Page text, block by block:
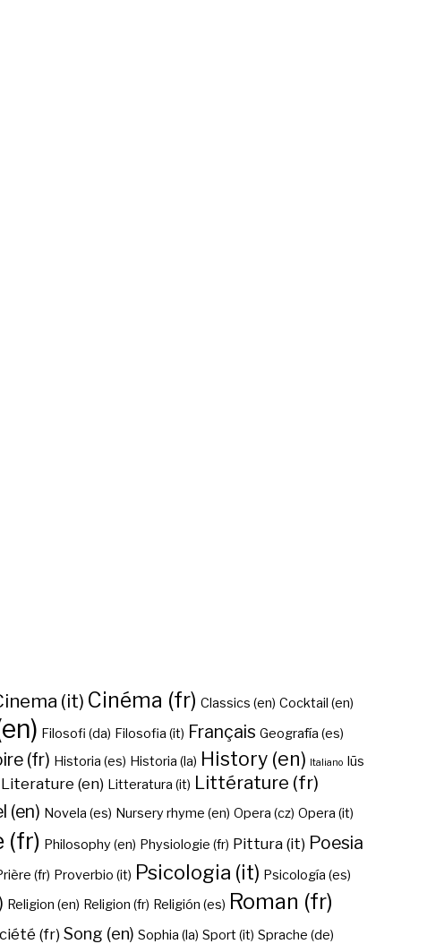
(it) Cinéma (fr) Classics (en) Cocktail (en)
Filosofi (da) Filosofia (it) Français Geografía (es)
(fr) Historia (es) Historia (la) History (en) Italiano Iūs
Literature (en) Litteratura (it) Littérature (fr)
(en) Novela (es) Nursery rhyme (en) Opera (cz) Opera (it)
(fr) Philosophy (en) Physiologie (fr) Pittura (it) Poesia
(fr) Proverbio (it) Psicologia (it) Psicología (es)
Religion (en) Religion (fr) Religión (es) Roman (fr)
(fr) Song (en) Sophia (la) Sport (it) Sprache (de)